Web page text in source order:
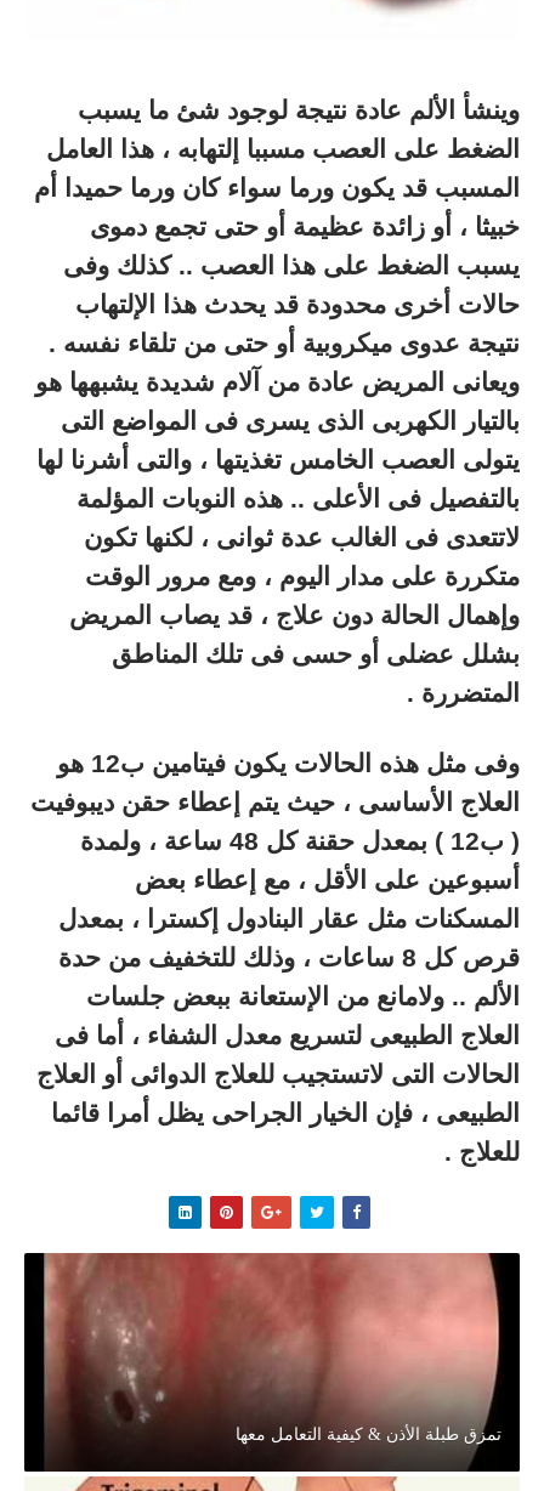
وينشأ الألم عادة نتيجة لوجود شئ ما يسبب
الضغط على العصب مسببا إلتهابه ، هذا العامل
المسبب قد يكون ورما سواء كان ورما حميدا أم
خبيثا ، أو زائدة عظيمة أو حتى تجمع دموى
يسبب الضغط على هذا العصب .. كذلك وفى
حالات أخرى محدودة قد يحدث هذا الإلتهاب
نتيجة عدوى ميكروبية أو حتى من تلقاء نفسه .
ويعانى المريض عادة من آلام شديدة يشبهها هو
بالتيار الكهربى الذى يسرى فى المواضع التى
يتولى العصب الخامس تغذيتها ، والتى أشرنا لها
بالتفصيل فى الأعلى .. هذه النوبات المؤلمة
لاتتعدى فى الغالب عدة ثوانى ، لكنها تكون
متكررة على مدار اليوم ، ومع مرور الوقت
وإهمال الحالة دون علاج ، قد يصاب المريض
بشلل عضلى أو حسى فى تلك المناطق
المتضررة .
وفى مثل هذه الحالات يكون فيتامين ب12 هو
العلاج الأساسى ، حيث يتم إعطاء حقن ديبوفيت
( ب12 ) بمعدل حقنة كل 48 ساعة ، ولمدة
أسبوعين على الأقل ، مع إعطاء بعض
المسكنات مثل عقار البنادول إكسترا ، بمعدل
قرص كل 8 ساعات ، وذلك للتخفيف من حدة
الألم .. ولامانع من الإستعانة ببعض جلسات
العلاج الطبيعى لتسريع معدل الشفاء ، أما فى
الحالات التى لاتستجيب للعلاج الدوائى أو العلاج
الطبيعى ، فإن الخيار الجراحى يظل أمرا قائما
للعلاج .
تمزق طبلة الأذن & كيفية التعامل معها